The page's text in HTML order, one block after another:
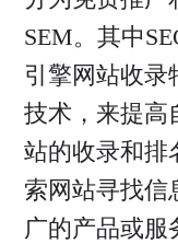
SEM。其中
引擎网站收录
技术，来提高
站的收录和排
索网站寻找信
广的产品或服